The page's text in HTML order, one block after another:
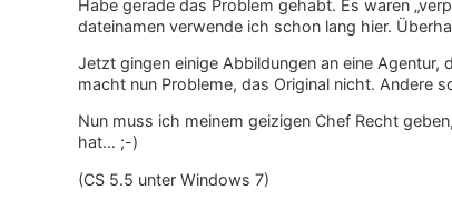
Habe gerade das Problem gehabt. Es waren
dateinamen verwende ich schon lang hier.
Jetzt gingen einige Abbildungen an eine
macht nun Probleme, das Original nicht. Andere
Nun muss ich meinem geizigen Chef Recht
hat… ;-)
(CS 5.5 unter Windows 7)